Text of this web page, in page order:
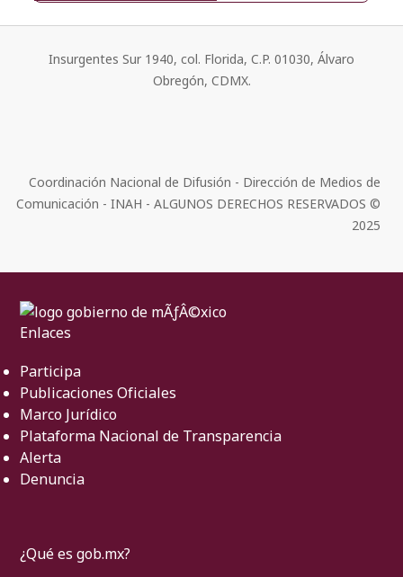
Insurgentes Sur 1940, col. Florida, C.P. 01030, Álvaro
Obregón, CDMX.
Coordinación Nacional de Difusión - Dirección de Medios de
Comunicación - INAH - ALGUNOS DERECHOS RESERVADOS ©
2025
Enlaces
Participa
Publicaciones Oficiales
Marco Jurídico
Plataforma Nacional de Transparencia
Alerta
Denuncia
¿Qué es gob.mx?